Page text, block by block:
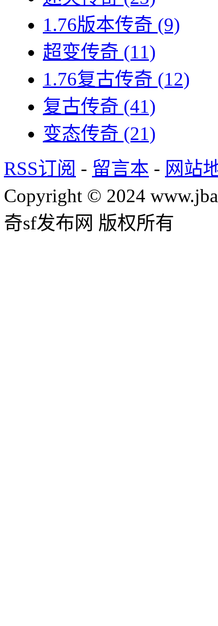
1.76版本传奇 (9)
超变传奇 (11)
1.76复古传奇 (12)
复古传奇 (41)
变态传奇 (21)
RSS订阅 - 留言本 - 网站
Copyright © 2024
奇sf发布网 版权所有